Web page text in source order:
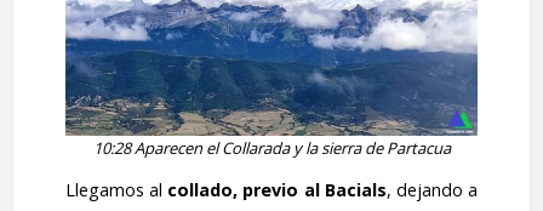
10:28 Aparecen el Collarada y la sierra de Partacua
Llegamos al collado, previo al Bacials, dejando a